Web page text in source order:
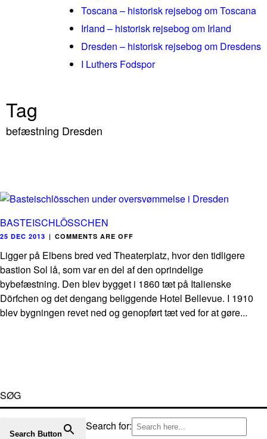
Toscana – historisk rejsebog om Toscana
Irland – historisk rejsebog om Irland
Dresden – historisk rejsebog om Dresdens
I Luthers Fodspor
Tag
befæstning Dresden
BASTEISCHLÖSSCHEN
25 DEC 2013 | COMMENTS ARE OFF
Ligger på Elbens bred ved Theaterplatz, hvor den tidligere
bastion Sol lå, som var en del af den oprindelige
bybefæstning. Den blev bygget i 1860 tæt på Italienske
Dörfchen og det dengang beliggende Hotel Bellevue. I 1910
blev bygningen revet ned og genopført tæt ved for at gøre...
SØG
Search for:
Search Button